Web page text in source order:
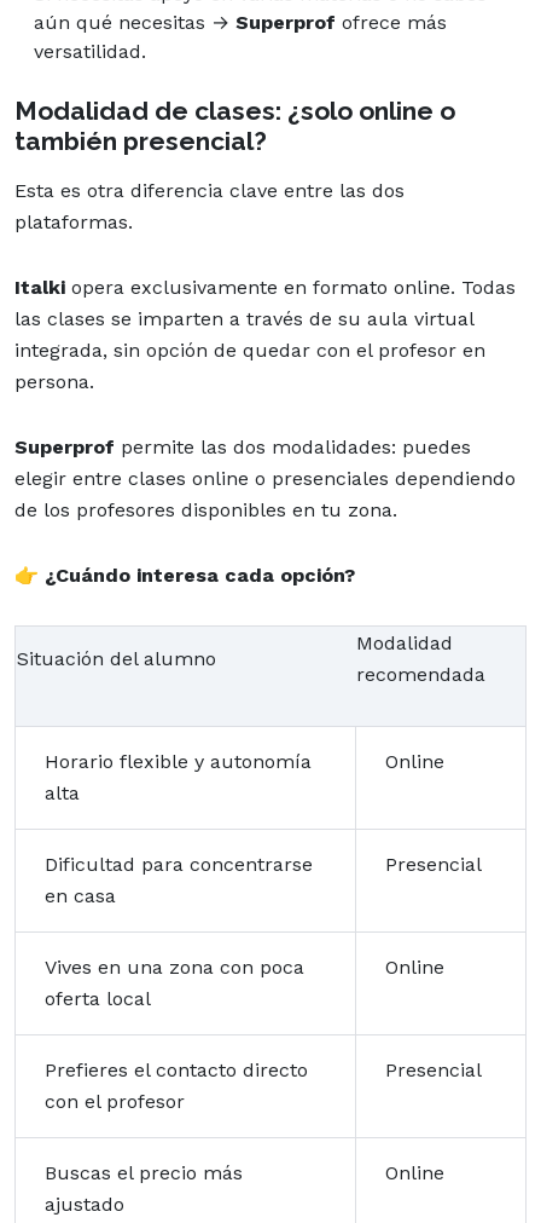
aún qué necesitas → Superprof ofrece más
versatilidad.
Modalidad de clases: ¿solo online o
también presencial?
Esta es otra diferencia clave entre las dos
plataformas.
Italki opera exclusivamente en formato online. Todas
las clases se imparten a través de su aula virtual
integrada, sin opción de quedar con el profesor en
persona.
Superprof permite las dos modalidades: puedes
elegir entre clases online o presenciales dependiendo
de los profesores disponibles en tu zona.
👉 ¿Cuándo interesa cada opción?
Situación del alumno
Modalidad
recomendada
Horario flexible y autonomía
alta
Online
Dificultad para concentrarse
en casa
Presencial
Vives en una zona con poca
oferta local
Online
Prefieres el contacto directo
con el profesor
Presencial
Buscas el precio más
ajustado
Online